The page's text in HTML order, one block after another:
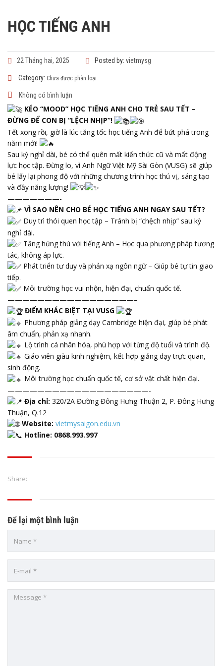
HỌC TIẾNG ANH
22 Tháng hai, 2025 Posted by: vietmysg
Category: Chưa được phân loại
Không có bình luận
KÉO “MOOD” HỌC TIẾNG ANH CHO TRẺ SAU TẾT –
ĐỪNG ĐỂ CON BỊ “LỆCH NHỊP”!
Tết xong rồi, giờ là lúc tăng tốc học tiếng Anh để bứt phá trong
năm mới!
Sau kỳ nghỉ dài, bé có thể quên mất kiến thức cũ và mất động
lực học tập. Đừng lo, vì Anh Ngữ Việt Mỹ Sài Gòn (VUSG) sẽ giúp
bé lấy lại phong độ với những chương trình học thú vị, sáng tạo
và đầy năng lượng!
———————-
VÌ SAO NÊN CHO BÉ HỌC TIẾNG ANH NGAY SAU TẾT?
Duy trì thói quen học tập – Tránh bị “chệch nhịp” sau kỳ
nghỉ dài.
Tăng hứng thú với tiếng Anh – Học qua phương pháp tương
tác, không áp lực.
Phát triển tư duy và phản xạ ngôn ngữ – Giúp bé tự tin giao
tiếp.
Môi trường học vui nhộn, hiện đại, chuẩn quốc tế.
—————————————————–
ĐIỂM KHÁC BIỆT TẠI VUSG
Phương pháp giảng dạy Cambridge hiện đại, giúp bé phát
âm chuẩn, phản xạ nhanh.
Lộ trình cá nhân hóa, phù hợp với từng độ tuổi và trình độ.
Giáo viên giàu kinh nghiệm, kết hợp giảng dạy trực quan,
sinh động.
Môi trường học chuẩn quốc tế, cơ sở vật chất hiện đại.
———————————————————-
Địa chỉ: 320/2A Đường Đông Hưng Thuận 2, P. Đông Hưng
Thuận, Q.12
Website: vietmysaigon.edu.vn
Hotline: 0868.993.997
Share:
Để lại một bình luận